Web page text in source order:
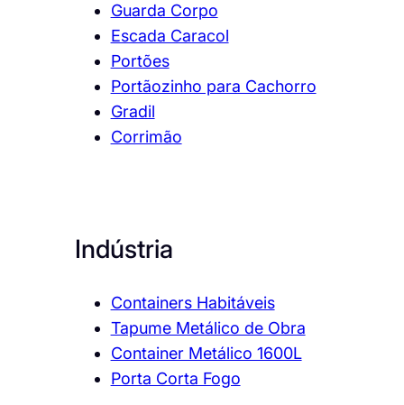
Guarda Corpo
Escada Caracol
Portões
Portãozinho para Cachorro
Gradil
Corrimão
Indústria
Containers Habitáveis
Tapume Metálico de Obra
Container Metálico 1600L
Porta Corta Fogo